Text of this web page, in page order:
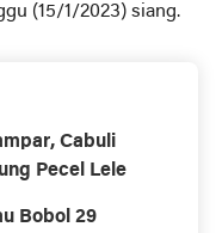
(15/1/2023) siang.
Cabuli
Pecel Lele
Bobol 29